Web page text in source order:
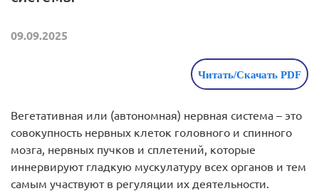
09.09.2025
Читать/Скачать PDF
Вегетативная или (автономная) нервная система – это
совокупность нервных клеток головного и спинного
мозга, нервных пучков и сплетений, которые
иннервируют гладкую мускулатуру всех органов и тем
самым участвуют в регуляции их деятельности.